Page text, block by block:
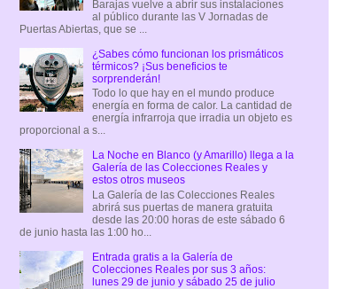
Barajas vuelve a abrir sus instalaciones
al público durante las V Jornadas de
Puertas Abiertas, que se ...
¿Sabes cómo funcionan los prismáticos
térmicos? ¡Sus beneficios te
sorprenderán!
Todo lo que hay en el mundo produce
energía en forma de calor. La cantidad de
energía infrarroja que irradia un objeto es
proporcional a s...
La Noche en Blanco (y Amarillo) llega a la
Galería de las Colecciones Reales y
estos otros museos
La Galería de las Colecciones Reales
abrirá sus puertas de manera gratuita
desde las 20:00 horas de este sábado 6
de junio hasta las 1:00 ho...
Entrada gratis a la Galería de
Colecciones Reales por sus 3 años:
lunes 29 de junio y sábado 25 de julio